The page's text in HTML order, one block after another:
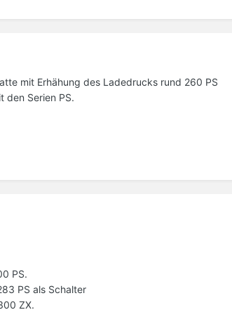
mit Erhähung des Ladedrucks rund 260 PS
den Serien PS.
PS.
PS als Schalter
ZX.